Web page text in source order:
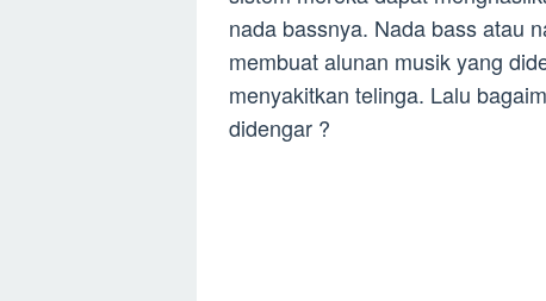
nada bassnya. Nada bass atau
membuat alunan musik yang
menyakitkan telinga. Lalu
didengar ?